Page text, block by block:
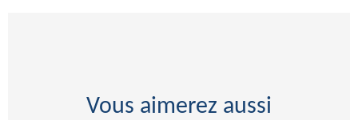
Vous aimerez aussi